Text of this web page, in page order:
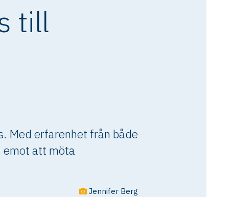
till
Med erfarenhet från både
emot att möta
Jennifer Berg